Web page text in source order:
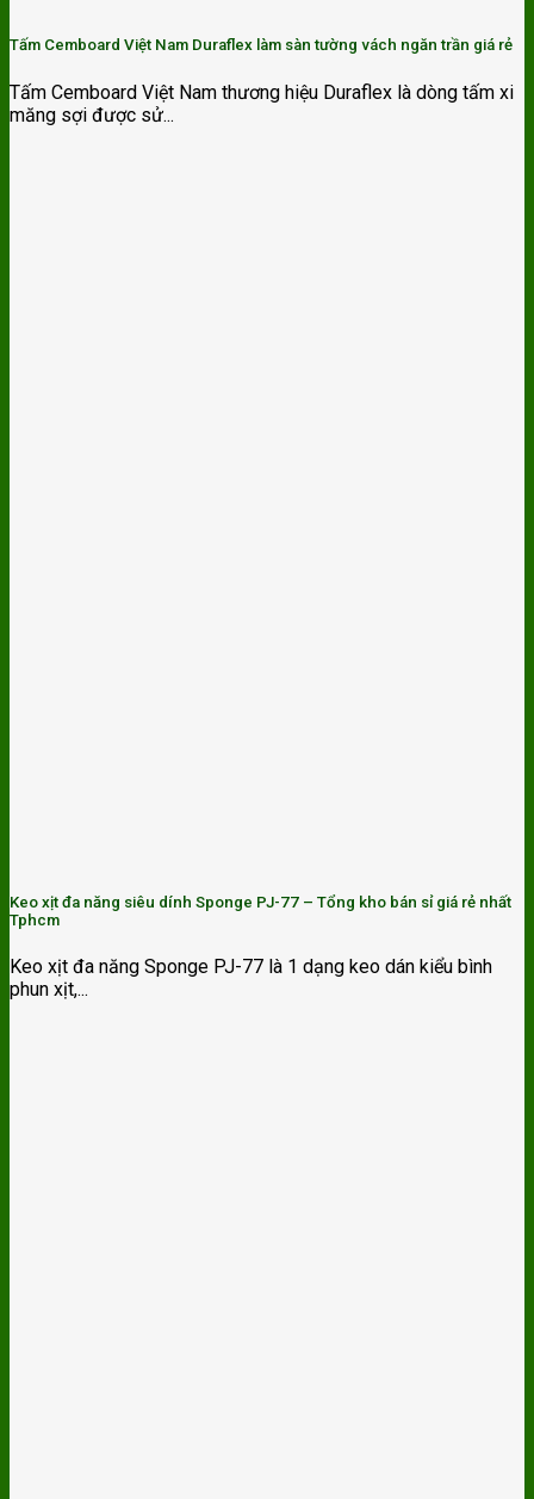
Tấm Cemboard Việt Nam Duraflex làm sàn tường vách ngăn trần giá rẻ
Tấm Cemboard Việt Nam thương hiệu Duraflex là dòng tấm xi
măng sợi được sử...
Keo xịt đa năng siêu dính Sponge PJ-77 – Tổng kho bán sỉ giá rẻ nhất
Tphcm
Keo xịt đa năng Sponge PJ-77 là 1 dạng keo dán kiểu bình
phun xịt,...